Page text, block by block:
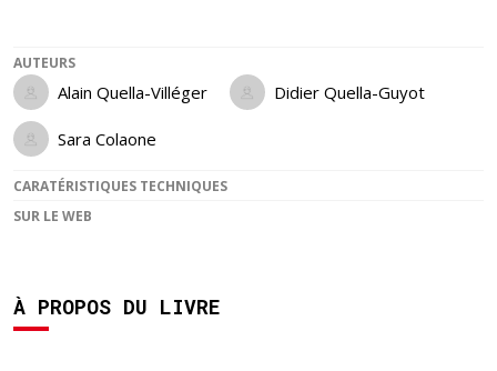
AUTEURS
Alain Quella-Villéger Didier Quella-Guyot
Sara Colaone
CARATÉRISTIQUES TECHNIQUES
SUR LE WEB
À PROPOS DU LIVRE